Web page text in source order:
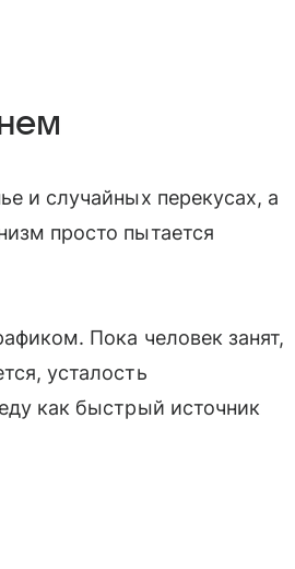
и случайных перекусах, а
просто пытается
Пока человек занят,
усталость
как быстрый источник